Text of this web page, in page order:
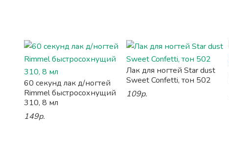
60 секунд лак д/ногтей
Rimmel быстросохнущий
310, 8 мл
149р.
Лак для ногтей Star dust
Sweet Confetti, тон 502
109р.